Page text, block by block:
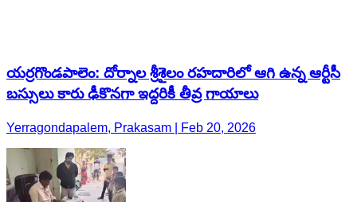
యర్రగొండపాలెం: దోర్నాల శ్రీశైలం రహదారిలో ఆగి ఉన్న ఆర్టీసీ
బస్సులు కారు ఢీకొనగా ఇద్దరికీ తీవ్ర గాయాలు
Yerragondapalem, Prakasam | Feb 20, 2026